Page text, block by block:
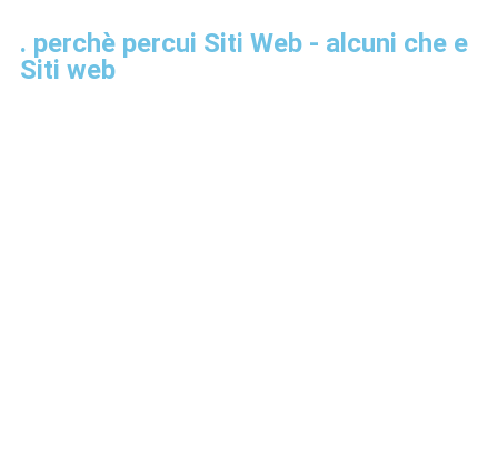
. perchè percui Siti Web - alcuni che e
Siti web